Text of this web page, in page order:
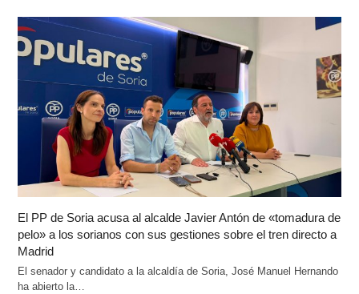
El PP de Soria acusa al alcalde Javier Antón de «tomadura de
pelo» a los sorianos con sus gestiones sobre el tren directo a
Madrid
El senador y candidato a la alcaldía de Soria, José Manuel Hernando
ha abierto la…